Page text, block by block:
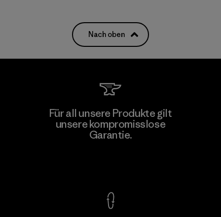
Nach oben
Für all unsere Produkte gilt
unsere kompromisslose
Garantie.